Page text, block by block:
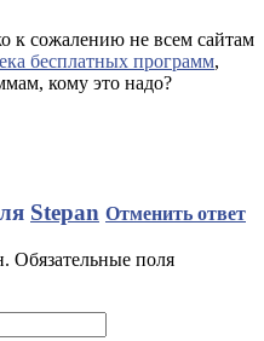
к сожалению не всем сайтам
бесплатных программ,
кому это надо?
Stepan Отменить ответ
Обязательные поля